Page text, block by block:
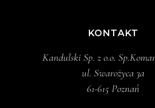
KONTAKT
Kandulski Sp. z o.o.
ul. Swarożyca 3a
61-615 Poznań